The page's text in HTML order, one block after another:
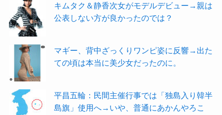
キムタク＆静香次女がモデルデビュー→親は
公表しない方が良かったのでは？
マギー、背中ざっくりワンピ姿に反響→出た
ての頃は本当に美少女だったのに。
平昌五輪：民間主催行事では「独島入り韓半
島旗」使用へ→いや、普通にあかんやろこ